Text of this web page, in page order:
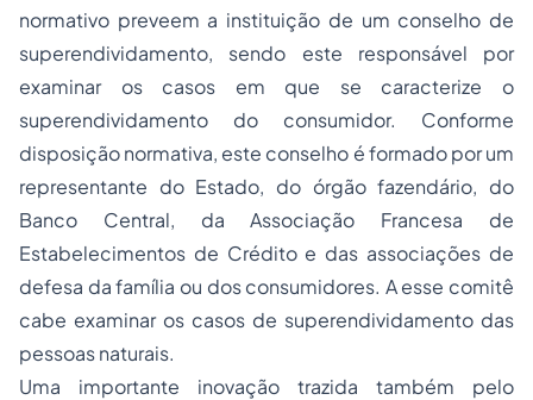
normativo preveem a instituição de um conselho de
superendividamento, sendo este responsável por
examinar os casos em que se caracterize o
superendividamento do consumidor. Conforme
disposição normativa, este conselho é formado por um
representante do Estado, do órgão fazendário, do
Banco Central, da Associação Francesa de
Estabelecimentos de Crédito e das associações de
defesa da família ou dos consumidores. A esse comitê
cabe examinar os casos de superendividamento das
pessoas naturais.
Uma importante inovação trazida também pelo